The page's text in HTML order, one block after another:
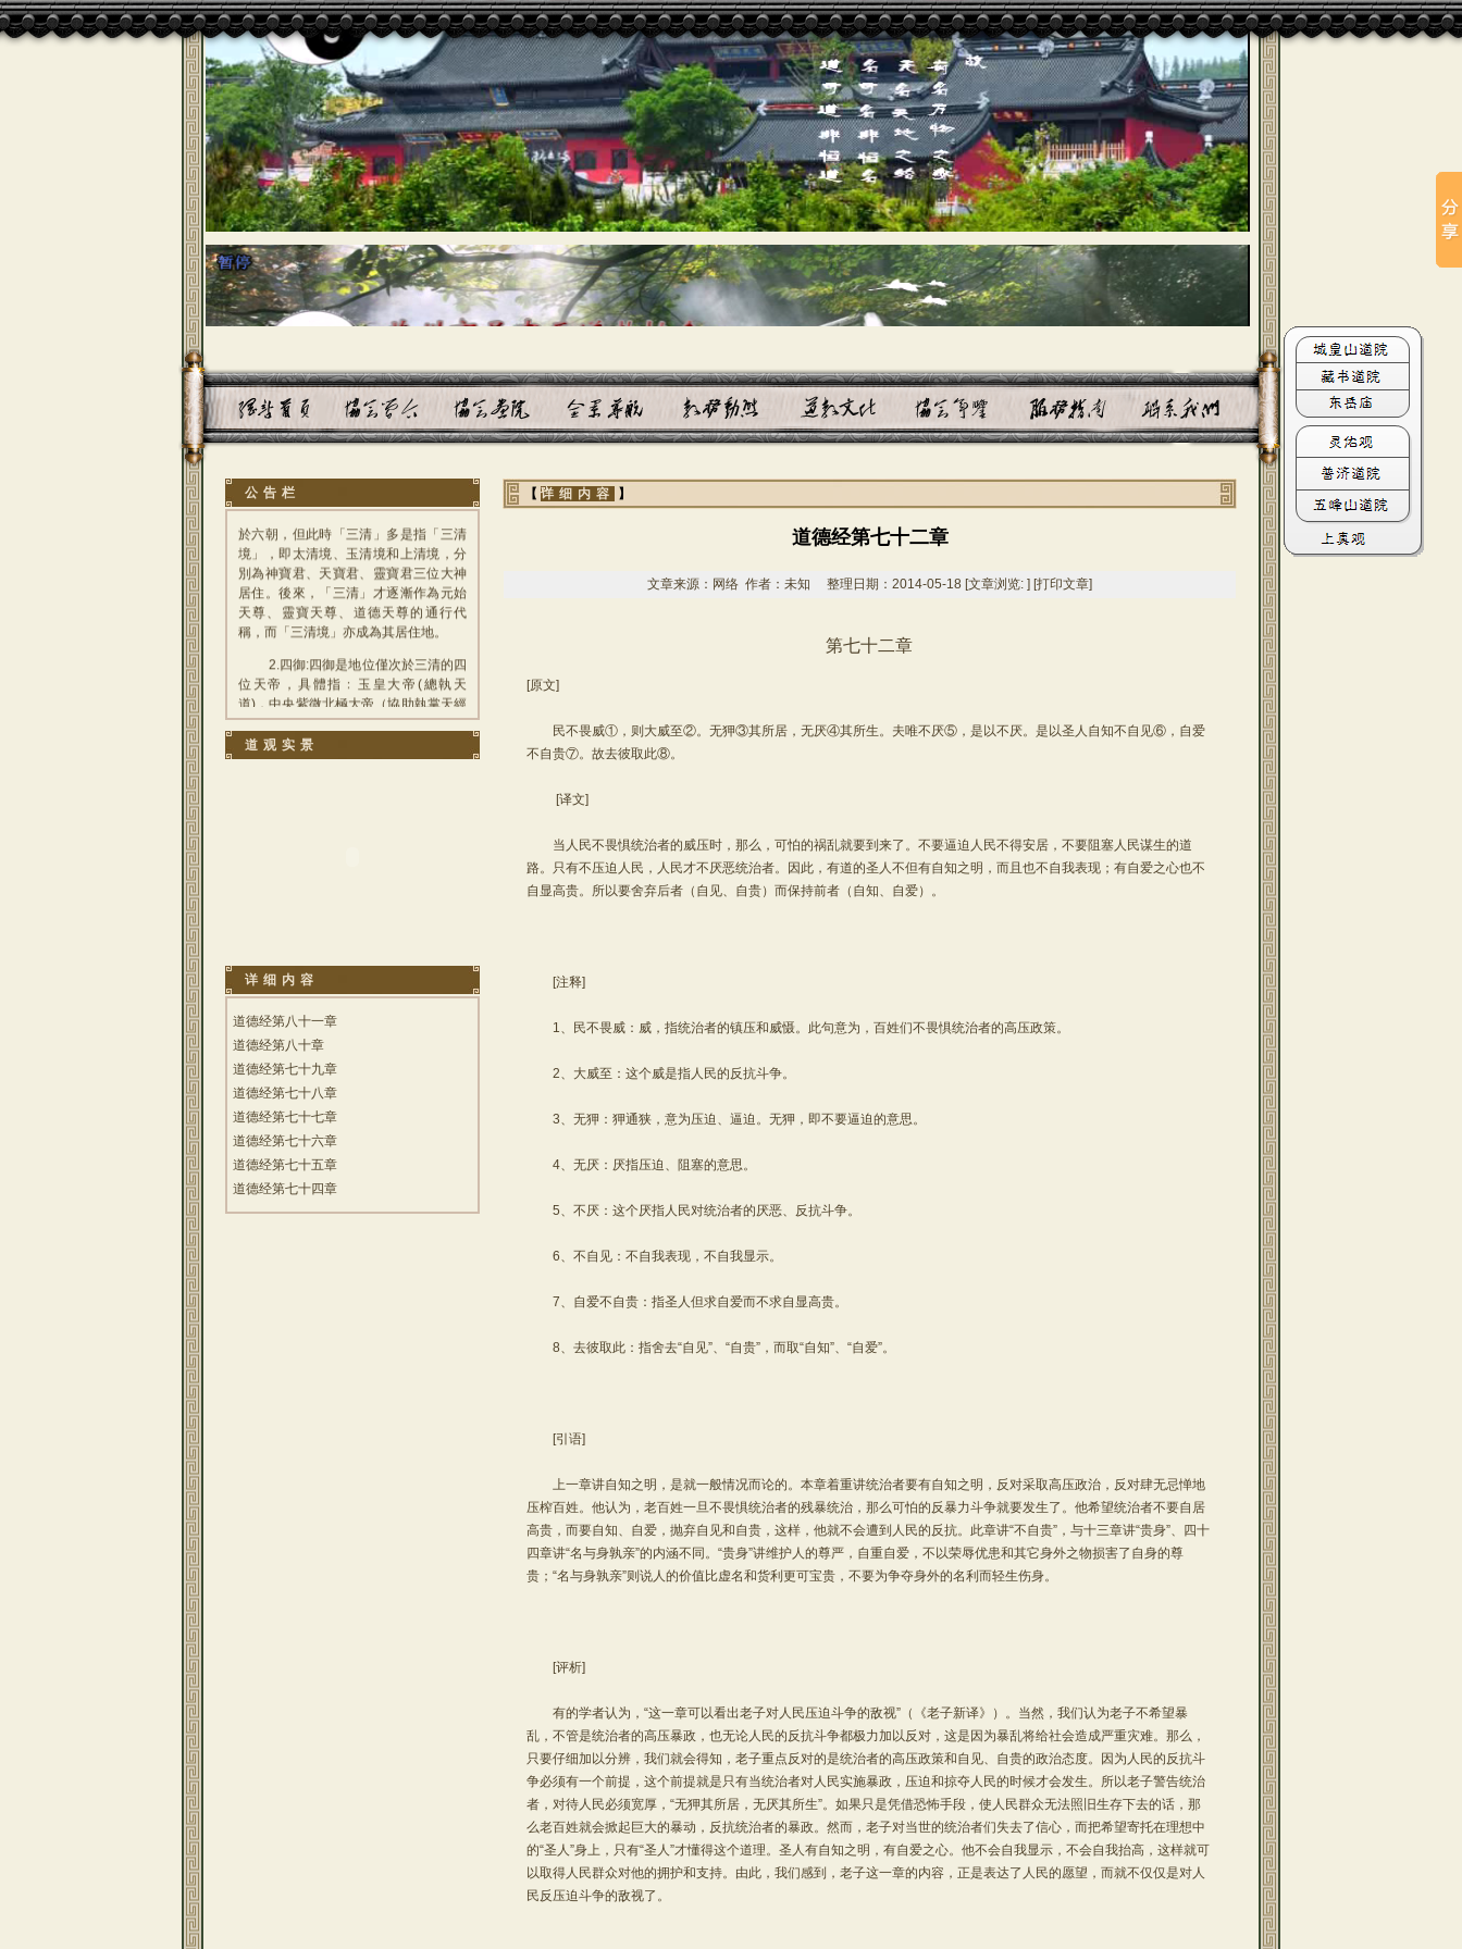
公告栏
道教崇奉的神靈
尊。它們是道教的最高主神，實是
「道」的一體三位。「三清」的說法始
於六朝，但此時「三清」多是指「三清
境」，即太清境、玉清境和上清境，分
別為神寶君、天寶君、靈寶君三位大神
居住。後來，「三清」才逐漸作為元始
天尊、靈寶天尊、道德天尊的通行代
稱，而「三清境」亦成為其居住地。
2.四御:四御是地位僅次於三清的四
位天帝，具體指﹕玉皇大帝(總執天
道)，中央紫微北極大帝（協助執掌天經
地緯、日月星辰、四時氣候），勾陳上
宮天皇上帝（協助執掌南北極與天地人
三才，統御諸星，主持人間兵革之
星）、辰星（水星）、熒惑星（火
星）。 此外還有東西南北中「五斗星
君」，以及二十八宿星君、紫微垣眾星
君、太微垣眾星君、天市垣眾星君等。
其中，最受崇奉的是「斗姆」。「斗
姆」作女像，傳說她生出了北斗七星，
能普垂醫治之功。此外，北斗、南斗星
君也很受世人崇奉，據《度人經》言，
北斗主死，南斗主生，故民間多舉辦
「北斗會」、「南斗會」。在諸星神
中，影響較大的還有四方二十八宿星
君。二十八宿中，東方七宿（角、亢、
氐、房、心、尾、箕）組成龍形，稱青
龍；南方七宿（井、鬼、柳、星、張、
道观实景
详细内容
道德经第八十一章
道德经第八十章
道德经第七十九章
道德经第七十八章
道德经第七十七章
道德经第七十六章
道德经第七十五章
道德经第七十四章
【 详细内容 】
道德经第七十二章
文章来源：网络 作者：未知 整理日期：2014-05-18 [文章浏览: ] [打印文章]
第七十二章
[原文]
民不畏威①，则大威至②。无狎③其所居，无厌④其所生。夫唯不厌⑤，是以不厌。是以圣人自知不自见⑥，自爱
不自贵⑦。故去彼取此⑧。
[译文]
当人民不畏惧统治者的威压时，那么，可怕的祸乱就要到来了。不要逼迫人民不得安居，不要阻塞人民谋生的道
路。只有不压迫人民，人民才不厌恶统治者。因此，有道的圣人不但有自知之明，而且也不自我表现；有自爱之心也不
自显高贵。所以要舍弃后者（自见、自贵）而保持前者（自知、自爱）。
[注释]
1、民不畏威：威，指统治者的镇压和威慑。此句意为，百姓们不畏惧统治者的高压政策。
2、大威至：这个威是指人民的反抗斗争。
3、无狎：狎通狭，意为压迫、逼迫。无狎，即不要逼迫的意思。
4、无厌：厌指压迫、阻塞的意思。
5、不厌：这个厌指人民对统治者的厌恶、反抗斗争。
6、不自见：不自我表现，不自我显示。
7、自爱不自贵：指圣人但求自爱而不求自显高贵。
8、去彼取此：指舍去“自见”、“自贵”，而取“自知”、“自爱”。
[引语]
上一章讲自知之明，是就一般情况而论的。本章着重讲统治者要有自知之明，反对采取高压政治，反对肆无忌惮地
压榨百姓。他认为，老百姓一旦不畏惧统治者的残暴统治，那么可怕的反暴力斗争就要发生了。他希望统治者不要自居
高贵，而要自知、自爱，抛弃自见和自贵，这样，他就不会遭到人民的反抗。此章讲“不自贵”，与十三章讲“贵身”、四十
四章讲“名与身孰亲”的内涵不同。“贵身”讲维护人的尊严，自重自爱，不以荣辱优患和其它身外之物损害了自身的尊
贵；“名与身孰亲”则说人的价值比虚名和货利更可宝贵，不要为争夺身外的名利而轻生伤身。
[评析]
有的学者认为，“这一章可以看出老子对人民压迫斗争的敌视”（《老子新译》）。当然，我们认为老子不希望暴
乱，不管是统治者的高压暴政，也无论人民的反抗斗争都极力加以反对，这是因为暴乱将给社会造成严重灾难。那么，
只要仔细加以分辨，我们就会得知，老子重点反对的是统治者的高压政策和自见、自贵的政治态度。因为人民的反抗斗
争必须有一个前提，这个前提就是只有当统治者对人民实施暴政，压迫和掠夺人民的时候才会发生。所以老子警告统治
者，对待人民必须宽厚，“无狎其所居，无厌其所生”。如果只是凭借恐怖手段，使人民群众无法照旧生存下去的话，那
么老百姓就会掀起巨大的暴动，反抗统治者的暴政。然而，老子对当世的统治者们失去了信心，而把希望寄托在理想中
的“圣人”身上，只有“圣人”才懂得这个道理。圣人有自知之明，有自爱之心。他不会自我显示，不会自我抬高，这样就可
以取得人民群众对他的拥护和支持。由此，我们感到，老子这一章的内容，正是表达了人民的愿望，而就不仅仅是对人
民反压迫斗争的敌视了。